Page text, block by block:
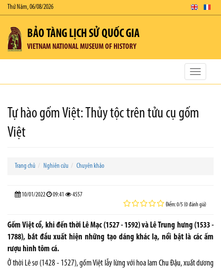
Thứ Năm, 06/08/2026
BẢO TÀNG LỊCH SỬ QUỐC GIA
VIETNAM NATIONAL MUSEUM OF HISTORY
Toggle
Tự hào gốm Việt: Thủy tộc trên tửu cụ gốm
Việt
Trang chủ Nghiên cứu Chuyên khảo
10/01/2022 09:41 4557
Điểm: 0/5 (0 đánh giá)
Gốm Việt cổ, khi đến thời Lê Mạc (1527 - 1592) và Lê Trung hưng (1533 -
1788), bắt đầu xuất hiện những tạo dáng khác lạ, nổi bật là các ấm
rượu hình tôm cá.
Ở thời Lê sơ (1428 - 1527), gốm Việt lẫy lừng với hoa lam Chu Đậu, xuất dương